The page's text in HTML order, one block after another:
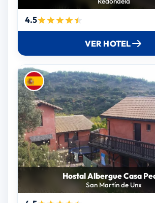
4.5
VER HOTEL
Hostal Albergue Casa
San Martín de Unx